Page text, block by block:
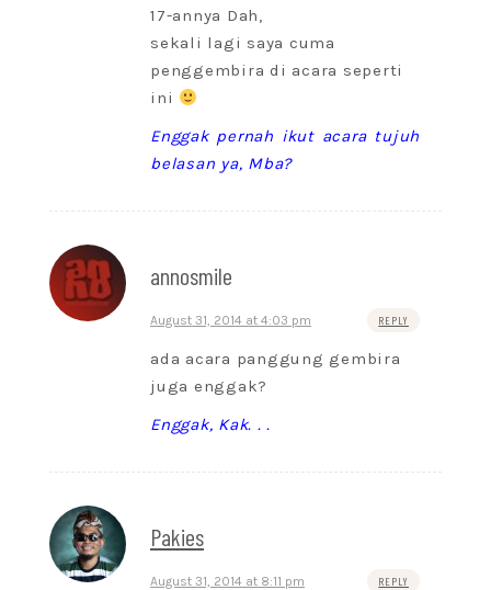
17-annya Dah,
sekali lagi saya cuma
penggembira di acara seperti
ini
Enggak pernah ikut acara tujuh
belasan ya, Mba?
annosmile
August 31, 2014 at 4:03 pm REPLY
ada acara panggung gembira
juga enggak?
Enggak, Kak. . .
Pakies
August 31, 2014 at 8:11 pm REPLY